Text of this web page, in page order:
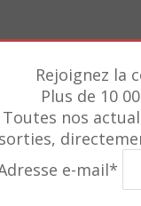
Rejoignez la
Plus de 10
Toutes nos
sorties,
e-mail*